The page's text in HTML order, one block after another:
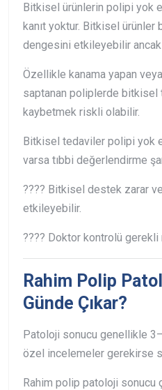
Bitkisel ürünlerin polipi yok
kanıt yoktur. Bitkisel ürünler
dengesini etkileyebilir ancak
Özellikle kanama yapan
saptanan poliplerde bitkisel
kaybetmek riskli olabilir.
Bitkisel tedaviler polipi yok
varsa tıbbi değerlendirme
???? Bitkisel destek zarar
etkileyebilir.
???? Doktor kontrolü gerekli
Rahim Polip
Günde Çıkar?
Patoloji sonucu genellikle
özel incelemeler gerekirse
Rahim polip patoloji sonucu